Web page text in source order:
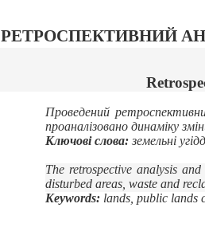
РЕТРОСПЕКТИВНИЙ
Проведений
проаналізовано динаміку
Ключові слова:земельні
The retrospective analysis
disturbed areas, waste and
Keywords:lands, public lands